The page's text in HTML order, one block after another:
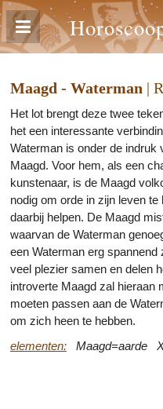
Maagd - Waterman |
Het lot brengt deze twee
het een interessante
Waterman is onder de indruk
Maagd. Voor hem, als een
kunstenaar, is de Maagd
nodig om orde in zijn leven
daarbij helpen. De Maagd
waarvan de Waterman
een Waterman erg
veel plezier samen en delen
introverte Maagd zal hieraan
moeten passen aan de
om zich heen te hebben.
elementen: Maagd=aarde